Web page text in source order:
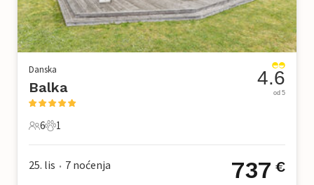
Danska
Balka
6 Gosti
6
1 Kućni ljubimac
1
4.6
od 5
25. lis • 7 noćenja 737 €